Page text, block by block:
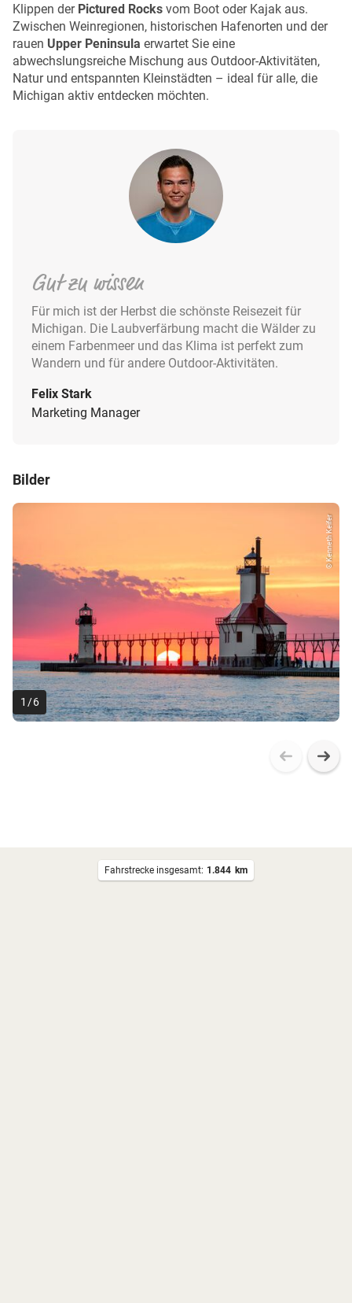
Klippen der Pictured Rocks vom Boot oder Kajak aus.
Zwischen Weinregionen, historischen Hafenorten und der
rauen Upper Peninsula erwartet Sie eine
abwechslungsreiche Mischung aus Outdoor-Aktivitäten,
Natur und entspannten Kleinstädten – ideal für alle, die
Michigan aktiv entdecken möchten.
Gut zu wissen
Für mich ist der Herbst die schönste Reisezeit für
Michigan. Die Laubverfärbung macht die Wälder zu
einem Farbenmeer und das Klima ist perfekt zum
Wandern und für andere Outdoor-Aktivitäten.
Felix Stark
Marketing Manager
Bilder
© Kenneth Keifer
1 /6
Fahrstrecke insgesamt: 1.844 km